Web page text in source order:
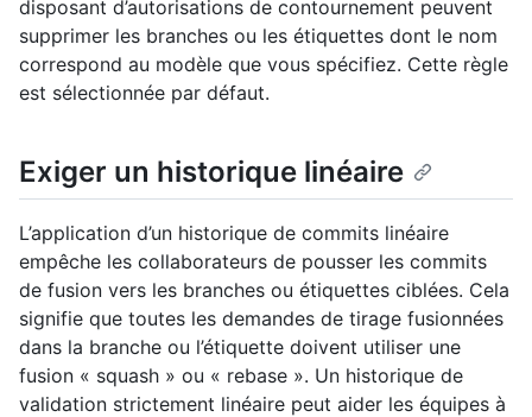
disposant d’autorisations de contournement peuvent
supprimer les branches ou les étiquettes dont le nom
correspond au modèle que vous spécifiez. Cette règle
est sélectionnée par défaut.
Exiger un historique linéaire
L’application d’un historique de commits linéaire
empêche les collaborateurs de pousser les commits
de fusion vers les branches ou étiquettes ciblées. Cela
signifie que toutes les demandes de tirage fusionnées
dans la branche ou l’étiquette doivent utiliser une
fusion « squash » ou « rebase ». Un historique de
validation strictement linéaire peut aider les équipes à